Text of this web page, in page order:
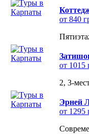
от 840
от 1015
2, 3-
Эрней
от 1295